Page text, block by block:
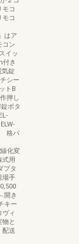
コ
モコ
はア
ン
イッ
付き
気錠
シー
トB
押し
ボタ
格パ
化変
式用
プタ
場手
開き
キー
ヴィ
物と
配送